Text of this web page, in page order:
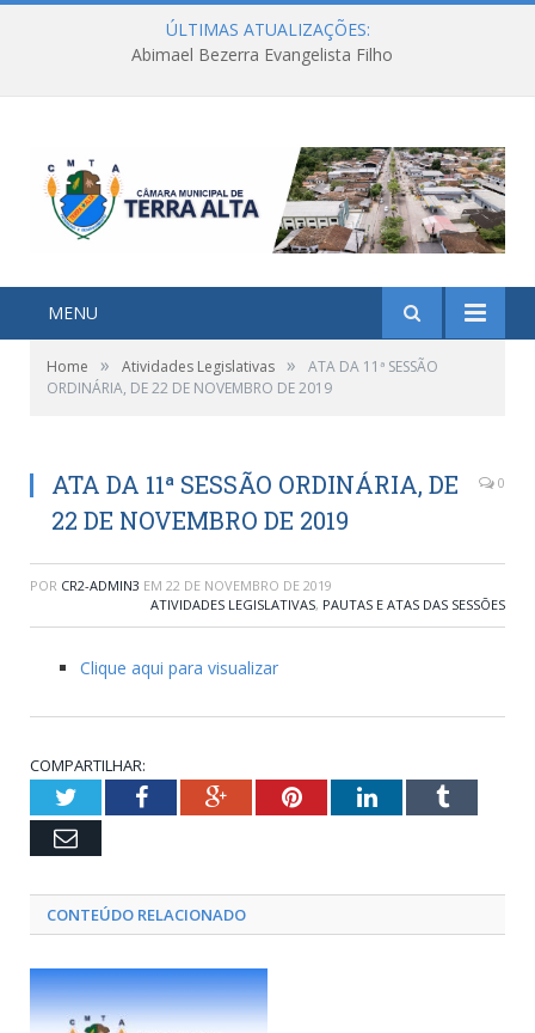
ÚLTIMAS ATUALIZAÇÕES:
Abimael Bezerra Evangelista Filho
MENU
Home » Atividades Legislativas »
ATA DA 11ª SESSÃO
ORDINÁRIA, DE 22 DE NOVEMBRO DE 2019
ATA DA 11ª SESSÃO ORDINÁRIA, DE
22 DE NOVEMBRO DE 2019
0
POR CR2-ADMIN3 EM 22 DE NOVEMBRO DE 2019
ATIVIDADES LEGISLATIVAS, PAUTAS E ATAS DAS SESSÕES
Clique aqui para visualizar
COMPARTILHAR:
TwitterFacebookGoogle+PinterestLinkedInTumblr
Email
CONTEÚDO RELACIONADO